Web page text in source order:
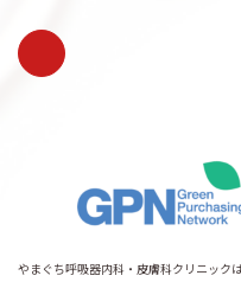
やまぐち呼吸器内科・皮膚科クリニック